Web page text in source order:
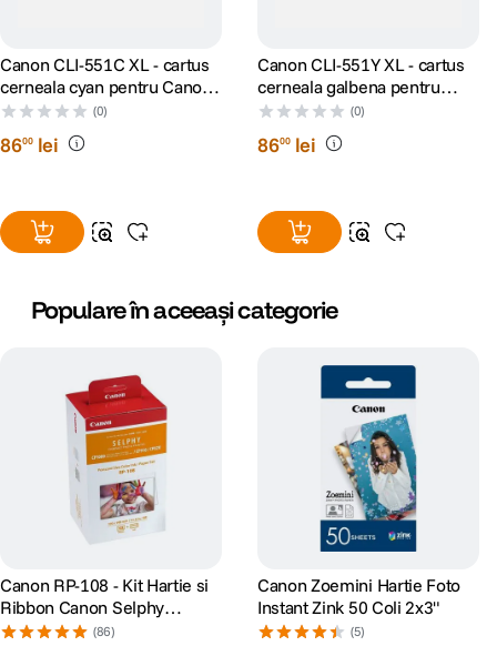
Canon CLI-551C XL - cartus
cerneala cyan pentru Canon
IP7250
(0)
8600 lei
Canon CLI-551Y XL - cartus
cerneala galbena pentru
Canon IP7250
(0)
8600 lei
Populare în aceeași categorie
Canon RP-108 - Kit Hartie si
Ribbon Canon Selphy
CP910, CP1200, CP1300,
(86)
Canon Zoemini Hartie Foto
Instant Zink 50 Coli 2x3"
(5)